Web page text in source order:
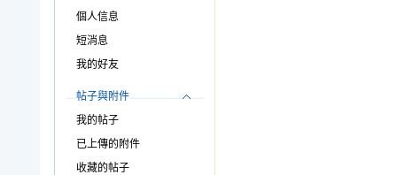
個人信息
短消息
我的好友
帖子與附件
我的帖子
已上傳的附件
收藏的帖子